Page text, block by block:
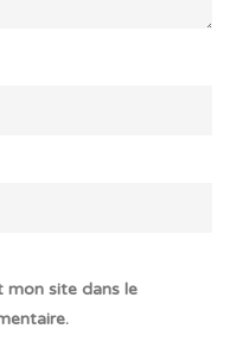
mon site dans le